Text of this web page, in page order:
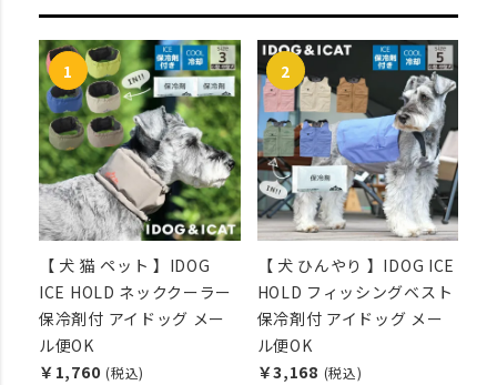
【 犬 猫 ペット 】IDOG
ICE HOLD ネッククーラー
保冷剤付 アイドッグ メー
ル便OK
￥1,760 (税込)
【 犬 ひんやり 】IDOG ICE
HOLD フィッシングベスト
保冷剤付 アイドッグ メー
ル便OK
￥3,168 (税込)